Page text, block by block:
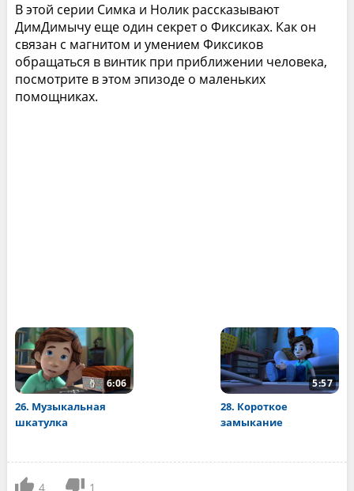
В этой серии Симка и Нолик рассказывают
ДимДимычу еще один секрет о Фиксиках. Как он
связан с магнитом и умением Фиксиков
обращаться в винтик при приближении человека,
посмотрите в этом эпизоде о маленьких
помощниках.
6:06
26. Музыкальная
шкатулка
5:57
28. Короткое
замыкание
4 1